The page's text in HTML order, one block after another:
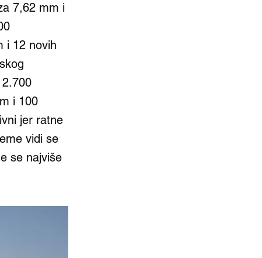
7,62 mm i
i 12 novih
i 100
jer ratne
vidi se
se najviše